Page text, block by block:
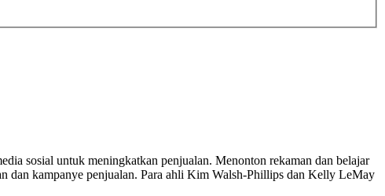
sosial untuk meningkatkan penjualan. Menonton rekaman dan belajar
dan kampanye penjualan. Para ahli Kim Walsh-Phillips dan Kelly LeMay